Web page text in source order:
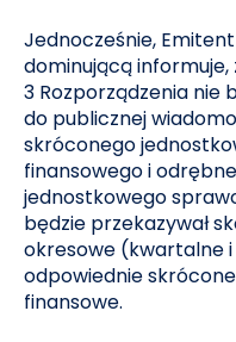
Jednocześnie,
dominującą informuje,
3 Rozporządzenia nie
do publicznej
skróconego
finansowego i
jednostkowego
będzie przekazywał
okresowe (kwartalne
odpowiednie
finansowe.